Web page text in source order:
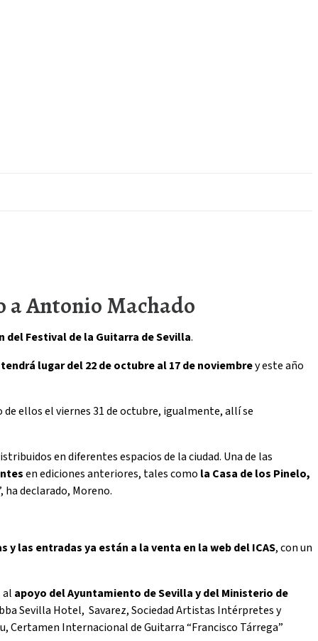
a Antonio Machado
del Festival de la Guitarra de Sevilla.
tendrá lugar del 22 de octubre al 17 de noviembrey este año
ellos el viernes 31 de octubre, igualmente, allí se
en diferentes espacios de la ciudad. Una de las
en ediciones anteriores, tales como la Casa de los Pinelo,
ha declarado, Moreno.
y las entradas ya están a la venta en la web del ICAS, con un
al apoyo del Ayuntamiento de Sevilla y del Ministerio de
Sevilla Hotel, Savarez, Sociedad Artistas Intérpretes y
Certamen Internacional de Guitarra “Francisco Tárrega”